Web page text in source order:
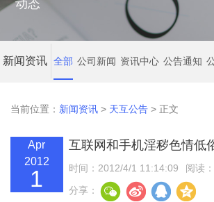
动态
新闻资讯 全部 公司新闻 资讯中心 公告通知
当前位置： 新闻资讯 > 天互公告 > 正文
Apr
2012
1
互联网和手机淫秽色情低
时间：2012/4/1 11:14:09
阅读
分享：